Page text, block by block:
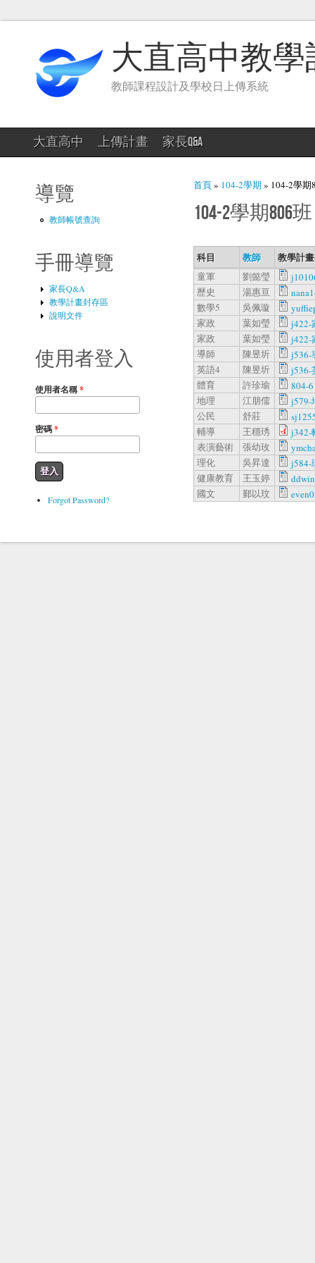
大直高中教
教師課程設計及學校日上傳系統
大直高中 上傳計畫 家長Q&A
導覽
教師帳號查詢
手冊導覽
家長Q&A
教學計畫封存區
說明文件
使用者登入
使用者名稱*
密碼*
Forgot Password?
您在這裡
首頁» 104-2學期 » 104-2學期
104-2學期806班
科目 教師 教學計
童軍 劉懿瑩
歷史
湯惠亘
數學5
吳佩璇
家政
葉如瑩
j422-
家政
葉如瑩
j422-
導師
陳昱圻
j536-
英語4
陳昱圻
j536-
體育
許珍瑜
804-6
地理
江朋儒
j579-
公民
舒莊
輔導
王穩琇
j342-
表演藝術
張幼玫
理化
吳昇達
j584-
健康教育
王玉婷
國文
鄞以玟